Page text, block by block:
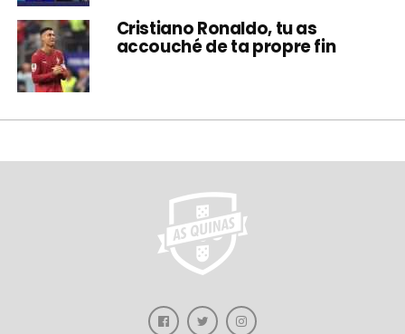
Cristiano Ronaldo, tu as
accouché de ta propre fin